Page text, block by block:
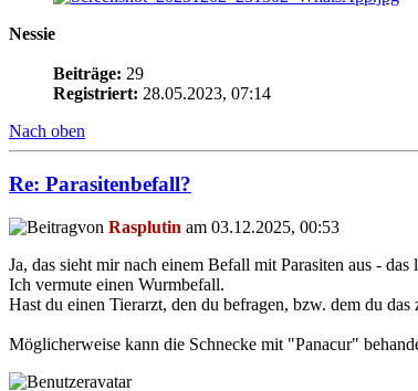
Nessie
Beiträge: 29
Registriert: 28.05.2023, 07:14
Nach oben
Re: Parasitenbefall?
von Rasplutin am 03.12.2025, 00:53
Ja, das sieht mir nach einem Befall mit Parasiten aus -
Ich vermute einen Wurmbefall.
Hast du einen Tierarzt, den du befragen, bzw. dem du das
Möglicherweise kann die Schnecke mit "Panacur"